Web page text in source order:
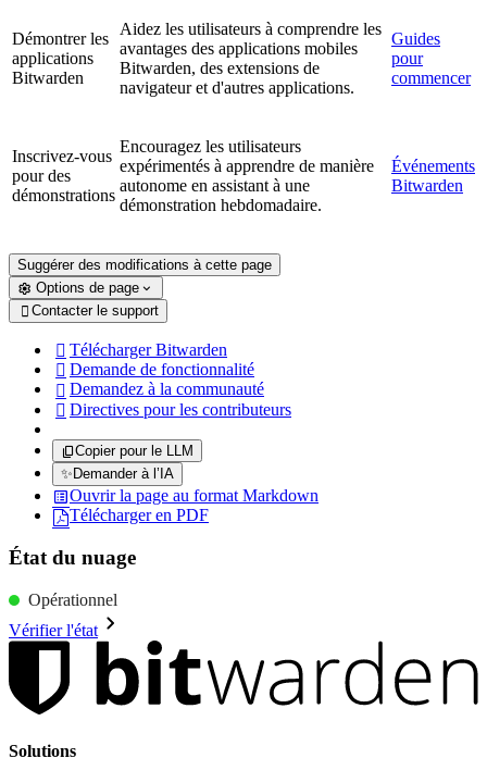
Démontrer les
applications
Bitwarden
Aidez les utilisateurs à comprendre les
avantages des applications mobiles
Bitwarden, des extensions de
navigateur et d'autres applications.
Guides
pour
commencer
Inscrivez-vous
pour des
démonstrations
Encouragez les utilisateurs
expérimentés à apprendre de manière
autonome en assistant à une
démonstration hebdomadaire.
Événements
Bitwarden
Suggérer des modifications à cette page
Options de page
 Contacter le support
 Télécharger Bitwarden
 Demande de fonctionnalité
 Demandez à la communauté
 Directives pour les contributeurs
Copier pour le LLM
✨ Demander à l’IA
Ouvrir la page au format Markdown
Télécharger en PDF
État du nuage
Opérationnel
Vérifier l'état
Solutions